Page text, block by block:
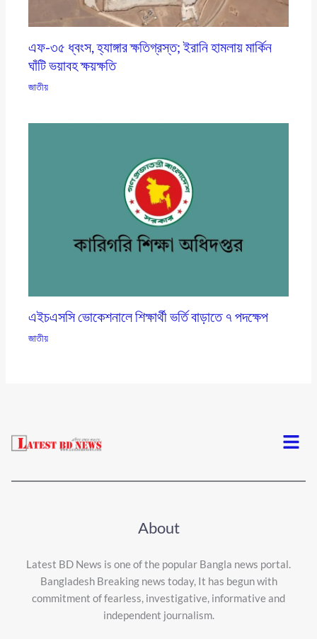
এফ-৩৫ ধ্বংস, হ্যাঙ্গার ক্ষতিগ্রস্ত; ইরানি হামলায় মার্কিন
ঘাঁটি ভয়াবহ ক্ষয়ক্ষতি
জাতীয়
এইচএসসি ভোকেশনালে শিক্ষার্থী ভর্তি বাড়াতে ৭ পদক্ষেপ
জাতীয়
Menu
About
Latest BD News is one of the popular Bangla news portal.
Bangladesh Breaking news today, It has begun with
commitment of fearless, investigative, informative and
independent journalism.